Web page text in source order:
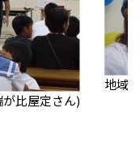
比屋定さん)
地域